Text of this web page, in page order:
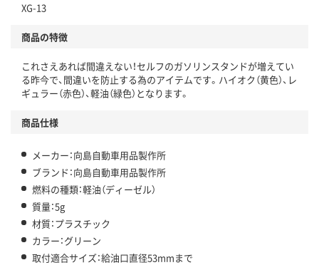
XG-13
商品の特徴
これさえあれば間違えない！セルフのガソリンスタンドが増えてい
る昨今で、間違いを防止する為のアイテムです。ハイオク（黄色）、レ
ギュラー（赤色）、軽油（緑色）となります。
商品仕様
メーカー：向島自動車用品製作所
ブランド：向島自動車用品製作所
燃料の種類：軽油（ディーゼル）
質量：5g
材質：プラスチック
カラー：グリーン
取付適合サイズ：給油口直径53mmまで